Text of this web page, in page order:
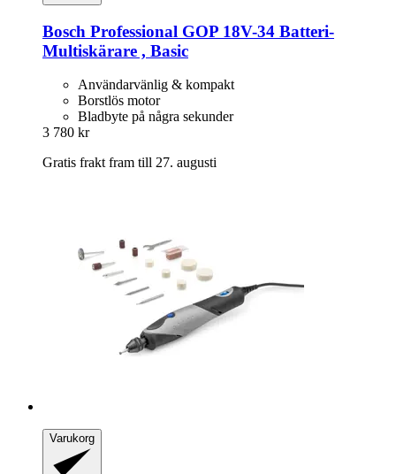
Bosch Professional GOP 18V-​34 Batteri-​
Multiskärare , Basic
Användarvänlig & kompakt
Borstlös motor
Bladbyte på några sekunder
3 780 kr
Gratis frakt fram till 27. augusti
Varukorg